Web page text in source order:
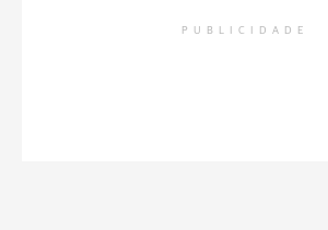
PUBLICIDADE